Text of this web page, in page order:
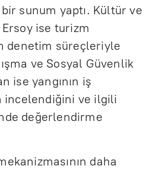
sunum yaptı. Kültür ve
ise turizm
denetim süreçleriyle
ve Sosyal Güvenlik
ise yangının iş
incelendiğini ve ilgili
değerlendirme
daha